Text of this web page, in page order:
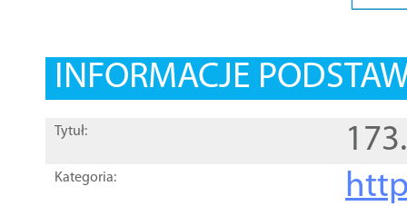
INFORMACJE
Tytuł:
Kategoria: